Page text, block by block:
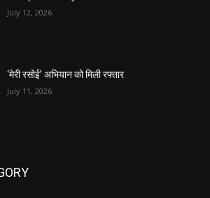
July 12, 2026
‘मेरी रसोई’ अभियान को मिली रफ्तार
July 11, 2026